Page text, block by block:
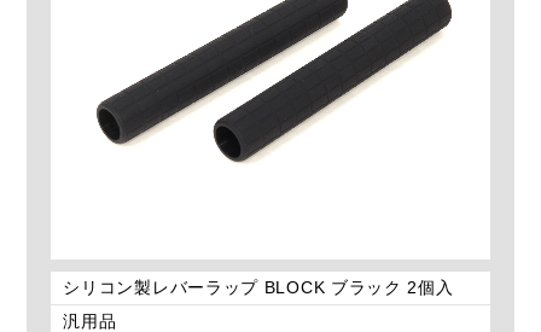
シリコン製レバーラップ BLOCK ブラック 2個入
汎用品